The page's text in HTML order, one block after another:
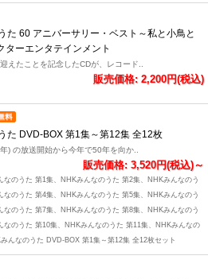
た 60 アニバーサリー・ベスト～私と小鳥と
ターエンタテインメント
えたことを記念したCDが、レコード..
販売価格: 2,200円(税込)
た DVD-BOX 第1集～第12集 全12枚
) の放送開始から今年で50年を向か..
販売価格: 3,520円(税込)～
なのうた 第1集、NHKみんなのうた 第2集、NHKみんなのう
なのうた 第4集、NHKみんなのうた 第5集、NHKみんなのう
なのうた 第7集、NHKみんなのうた 第8集、NHKみんなのう
なのうた 第10集、NHKみんなのうた 第11集、NHKみんなの
んなのうた DVD-BOX 第1集～第12集 全12枚セット